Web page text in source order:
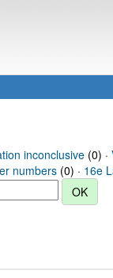
inconclusive(0) ·
numbers (0) · 16e